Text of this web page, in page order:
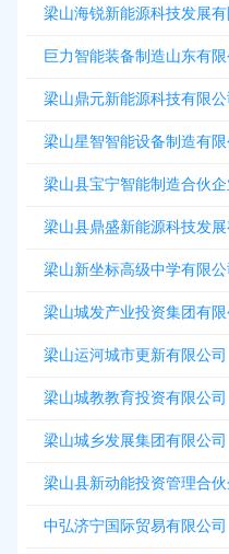
梁山海锐新能源科技发展有
巨力智能装备制造山东有限
梁山鼎元新能源科技有限公
梁山星智智能设备制造有限
梁山县宝宁智能制造合伙
梁山县鼎盛新能源科技发展
梁山新坐标高级中学有限公
梁山城发产业投资集团有限
梁山运河城市更新有限公司
梁山城教教育投资有限公司
梁山城乡发展集团有限公司
梁山县新动能投资管理合
中弘济宁国际贸易有限公司